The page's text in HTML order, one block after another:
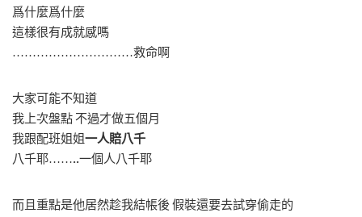
爲什麼爲什麼
這樣很有成就感嗎
…………………………救命啊
大家可能不知道
我上次盤點 不過才做五個月
我跟配班姐姐一人賠八千
八千耶……..一個人八千耶
而且重點是他居然趁我結帳後 假裝還要去試穿偷走的